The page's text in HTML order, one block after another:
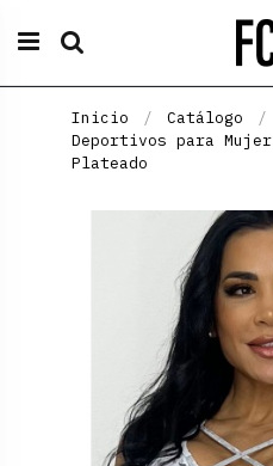
Inicio Catálogo
Deportivos para Mujer
Plateado